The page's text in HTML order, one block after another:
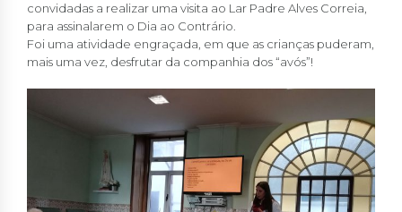
convidadas a realizar uma visita ao Lar Padre Alves Correia,
para assinalarem o Dia ao Contrário.
Foi uma atividade engraçada, em que as crianças puderam,
mais uma vez, desfrutar da companhia dos “avós”!